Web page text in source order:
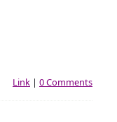
Link | 0 Comments